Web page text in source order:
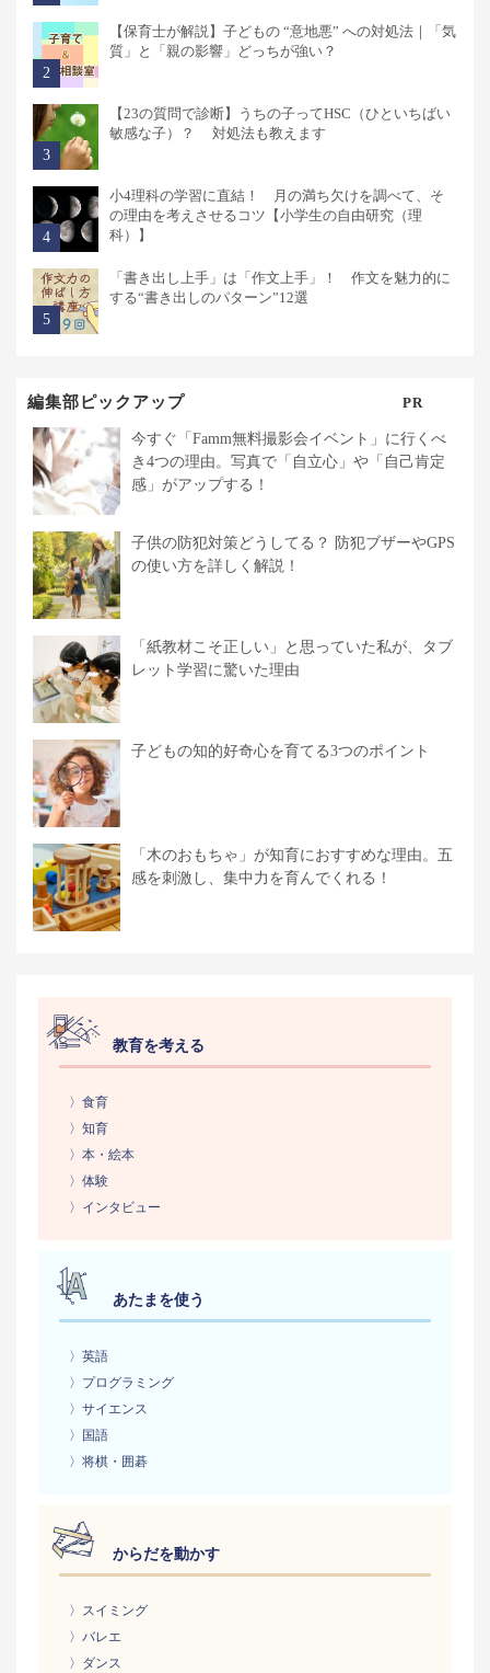
【保育士が解説】子どもの “意地悪” への対処法｜「気
質」と「親の影響」どっちが強い？
【23の質問で診断】うちの子ってHSC（ひといちばい
敏感な子）？ 対処法も教えます
小4理科の学習に直結！ 月の満ち欠けを調べて、そ
の理由を考えさせるコツ【小学生の自由研究（理
科）】
「書き出し上手」は「作文上手」！ 作文を魅力的に
する“書き出しのパターン”12選
編集部ピックアップ PR
今すぐ「Famm無料撮影会イベント」に行くべ
き4つの理由。写真で「自立心」や「自己肯定
感」がアップする！
子供の防犯対策どうしてる？ 防犯ブザーやGPS
の使い方を詳しく解説！
「紙教材こそ正しい」と思っていた私が、タブ
レット学習に驚いた理由
子どもの知的好奇心を育てる3つのポイント
「木のおもちゃ」が知育におすすめな理由。五
感を刺激し、集中力を育んでくれる！
教育を考える
〉食育
〉知育
〉本・絵本
〉体験
〉インタビュー
あたまを使う
〉英語
〉プログラミング
〉サイエンス
〉国語
〉将棋・囲碁
からだを動かす
〉スイミング
〉バレエ
〉ダンス